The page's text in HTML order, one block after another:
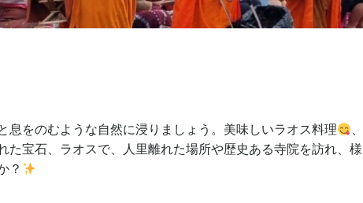
をのむような自然に浸りましょう。美味しいラオス料理
宝石、ラオスで、人里離れた場所や歴史ある寺院を訪れ、
？